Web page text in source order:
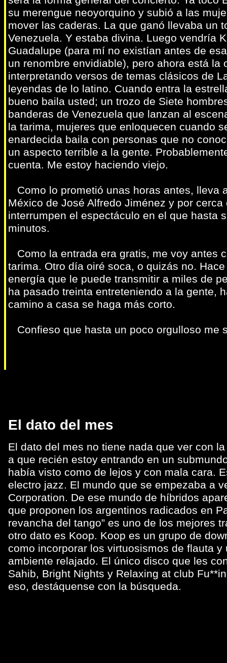
su merengue neoyorquino y subió a las
mover las caderas. La que ganó llevaba un
Venezuela. Y estaba divina. Luego vendría
Guadalupe (para mí no existían antes de
un renombre envidiable), pero ahora está la
interpretando versos de temas clásicos de
leyendas de lo latino. Cuando entra la
bueno baila usted; un trozo de Siete
banderas de Venezuela que lanzan al
la tarima, mujeres que enloquecen cuando
enardecida baila con personas que no
un aspecto terrible a la gente.
cuenta. Me estoy haciendo viejo.
Como lo prometió unas horas antes, lleva
México de José Alfredo Jiménez y por
interrumpen el espectáculo en el que hasta
minutos.
Como la entrada era gratis, me voy antes
tarima. Otro día oiré soca, o quizás no.
energía que le puede transmitir a miles de
ha pasado treinta entreteniendo a la gente,
camino a casa se haga más corto.
Confieso que hasta un poco orgulloso me
El dato del mes
El dato del mes no tiene nada que ver con
a que recién estoy entrando en un
había visto como de lejos y con mala cara.
electro jazz. El mundo que se empezaba a
Corporation. De ese mundo de híbridos
que proponen los argentinos radicados en
revancha del tango” es uno de los mejores
otro dato es Koop. Koop es un grupo de
como incorporar los virtuosismos de flauta
ambiente relajado. El único disco que les
Sahib, Bright Nights y Relaxing at club
eso, destáquense con la búsqueda.